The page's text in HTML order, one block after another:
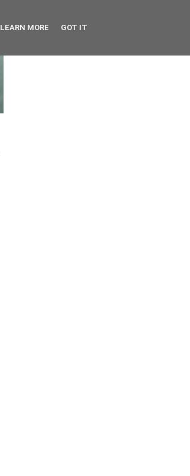
LEARN MORE GOT IT